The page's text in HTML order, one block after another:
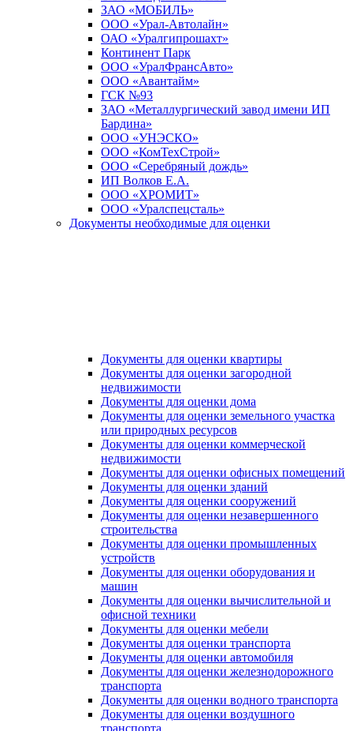
ЗАО «МОБИЛЬ»
ООО «Урал-Автолайн»
ОАО «Уралгипрошахт»
Континент Парк
ООО «УралФрансАвто»
ООО «Авантайм»
ГСК №93
ЗАО «Металлургический завод имени ИП
Бардина»
ООО «УНЭСКО»
ООО «КомТехСтрой»
ООО «Серебряный дождь»
ИП Волков Е.А.
ООО «ХРОМИТ»
ООО «Уралспецсталь»
Документы необходимые для оценки
Документы для оценки квартиры
Документы для оценки загородной
недвижимости
Документы для оценки дома
Документы для оценки земельного участка
или природных ресурсов
Документы для оценки коммерческой
недвижимости
Документы для оценки офисных помещений
Документы для оценки зданий
Документы для оценки сооружений
Документы для оценки незавершенного
строительства
Документы для оценки промышленных
устройств
Документы для оценки оборудования и
машин
Документы для оценки вычислительной и
офисной техники
Документы для оценки мебели
Документы для оценки транспорта
Документы для оценки автомобиля
Документы для оценки железнодорожного
транспорта
Документы для оценки водного транспорта
Документы для оценки воздушного
транспорта